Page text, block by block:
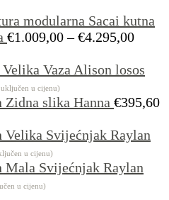
Sacai kutna
€1.009,00 – €4.295,00
od
do
Vaza Alison losos
u cijenu)
Zidna slika Hanna €395,60
Svijećnjak Raylan
u cijenu)
Svijećnjak Raylan
u cijenu)